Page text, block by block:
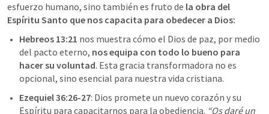
esfuerzo humano, sino también es fruto de la obra del
Espíritu Santo que nos capacita para obedecer a Dios:
Hebreos 13:21 nos muestra cómo el Dios de paz, por medio
del pacto eterno, nos equipa con todo lo bueno para
hacer su voluntad. Esta gracia transformadora no es
opcional, sino esencial para nuestra vida cristiana.
Ezequiel 36:26-27: Dios promete un nuevo corazón y su
Espíritu para capacitarnos para la obediencia. “Os daré un